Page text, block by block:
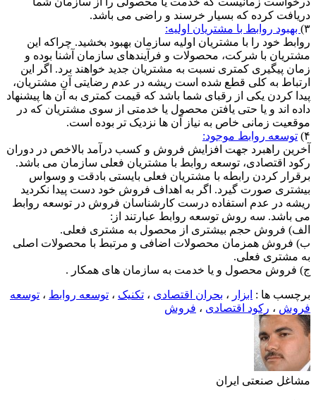
دریافت کرده که بسیار خرسند و راضی می باشد.
۳) بهبود روابط با مشتریان اولیه:
روابط خود را با مشتریان اولیه سازمان بهبود بخشید. چراکه این
مشتریان با شرکت، محصولات و فرآیندهای سازمان آشنا بوده و
زمان پیگیری کمتری نسبت به مشتریان جدید خواهند برد. اگر این
ارتباط به کلی قطع شده است ریشه در عدم رضایتی آن مشتریان،
پیدا کردن یکی از رقبای شما باشد که قیمت کمتری به آن ها پیشنهاد
داده اند و یا حتی یافتن محصول یا خدمتی از سوی مشتریان که در
موقعیت زمانی خاص به نیاز آن ها نزدیک تر بوده است.
۴) توسعه روابط موجود:
آخرین راهبرد جهت افزایش فروش و کسب درآمد بالاخص در دوران
رکود اقتصادی، توسعه روابط با مشتریان فعلی سازمان می باشد.
برقرار کردن رابطه با مشتریان فعلی بایستی بادقت و وسواس
بیشتری صورت گیرد. اگر به اهداف فروش خود دست پیدا نکردید
ریشه در عدم استفاده درست کارشناسان فروش در توسعه روابط
می باشد. سه روش توسعه روابط عبارتند از:
الف) فروش حجم بیشتری از محصول به مشتری فعلی.
ب) فروش همزمان محصولات اضافی و مرتبط با محصولات اصلی
به مشتری فعلی.
ج) فروش محصول و یا خدمت به سازمان های همکار .
برچسب ها : ابزار ، بحران اقتصادی ، تکنیک ، توسعه روابط ، توسعه
فروش ، رکود اقتصادی ، فروش
مشاغل صنعتی ایران